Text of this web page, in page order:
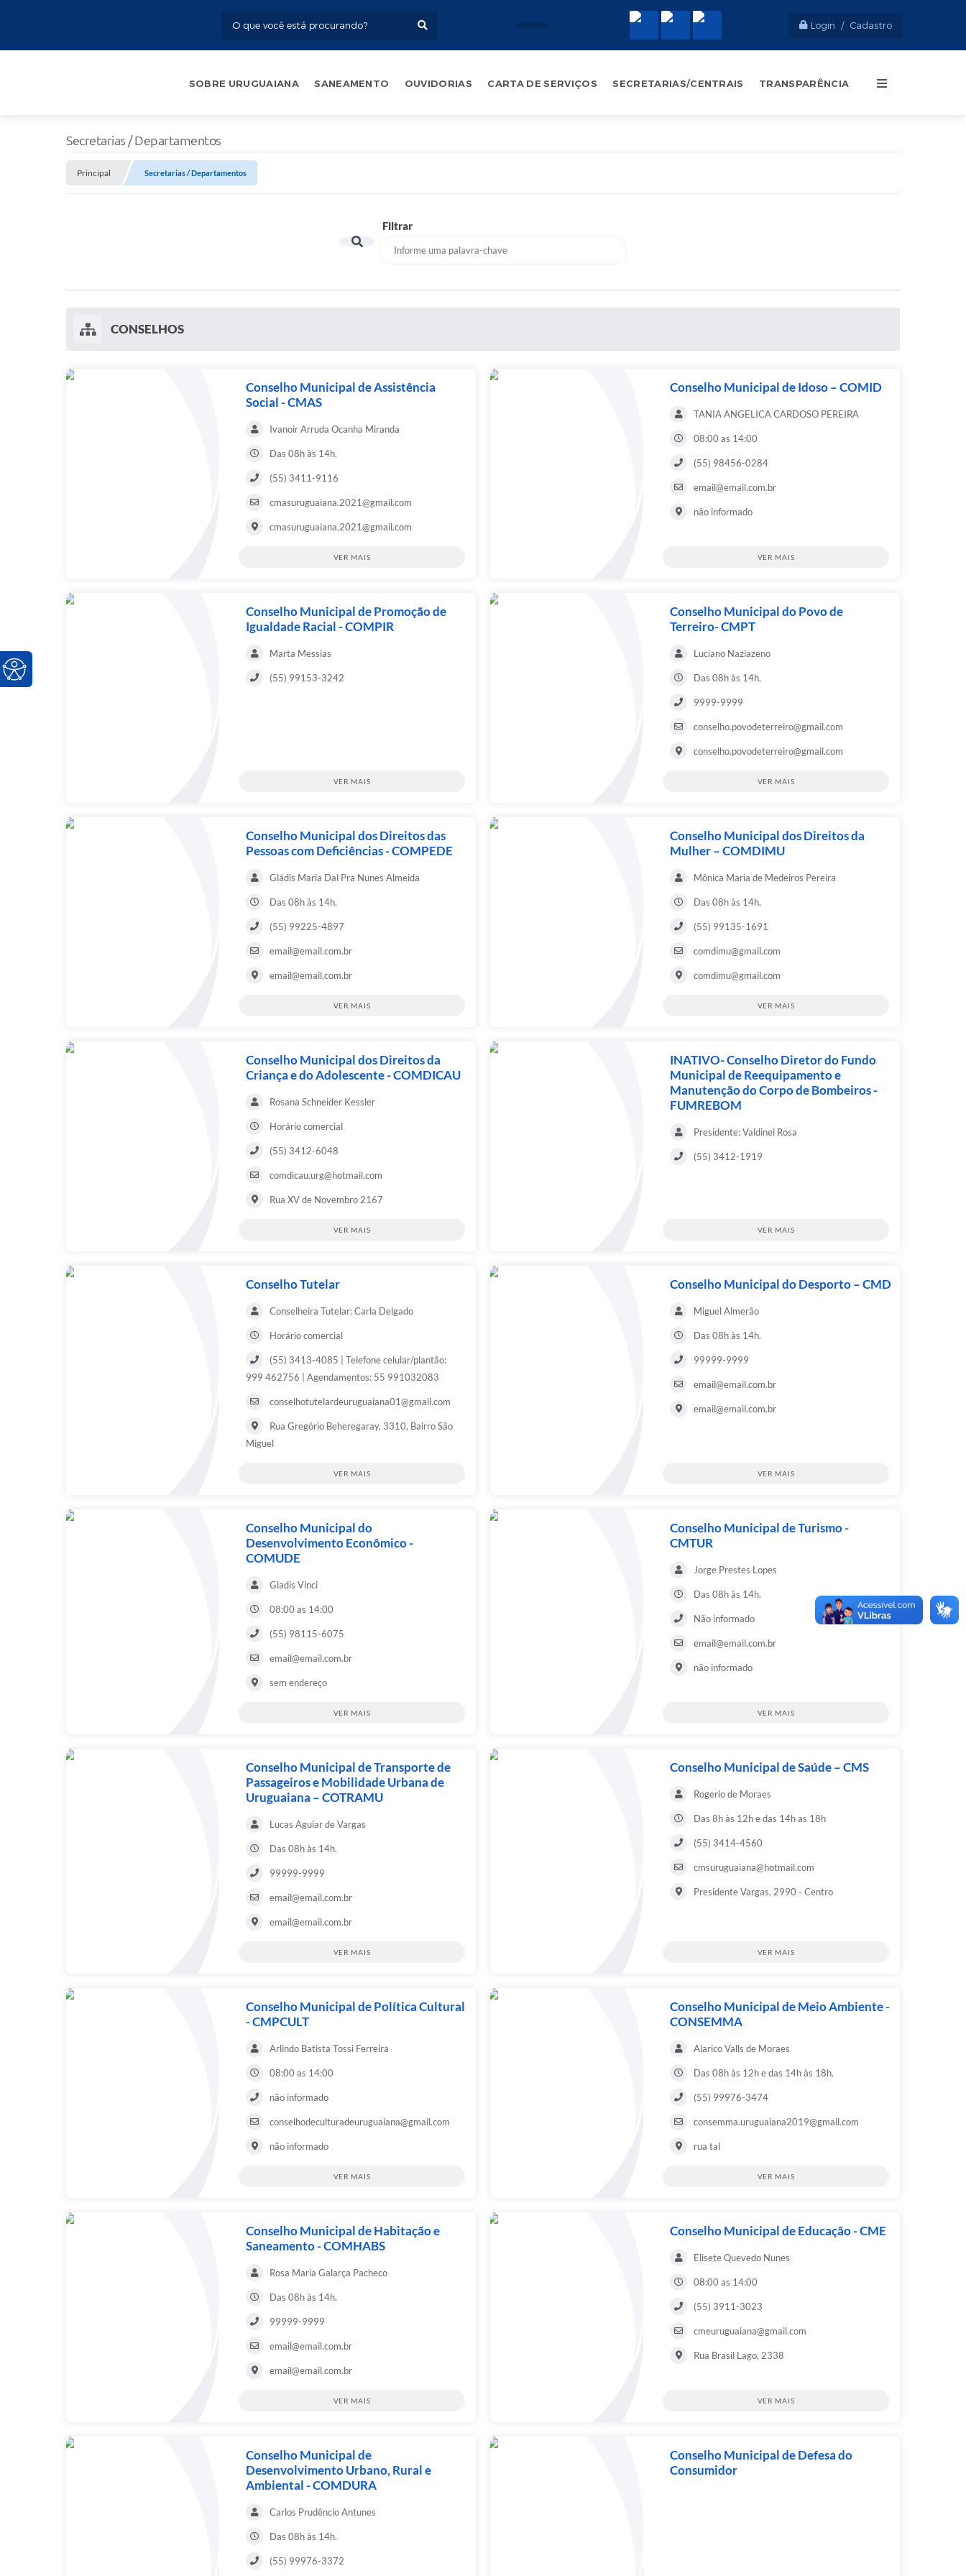
Login / Cadastro
SOBRE URUGUAIANA SANEAMENTO OUVIDORIAS CARTA DE SERVIÇOS SECRETARIAS/CENTRAIS TRANSPARÊNCIA
Secretarias / Departamentos
Principal Secretarias / Departamentos
Filtrar
CONSELHOS
Conselho Municipal de Assistência
Social - CMAS
Ivanoir Arruda Ocanha Miranda
Das 08h às 14h.
(55) 3411-9116
cmasuruguaiana.2021@gmail.com
cmasuruguaiana.2021@gmail.com
VER MAIS
Conselho Municipal de Idoso – COMID
TANIA ANGELICA CARDOSO PEREIRA
08:00 as 14:00
(55) 98456-0284
email@email.com.br
não informado
VER MAIS
Conselho Municipal de Promoção de
Igualdade Racial - COMPIR
Marta Messias
(55) 99153-3242
VER MAIS
Conselho Municipal do Povo de
Terreiro- CMPT
Luciano Naziazeno
Das 08h às 14h.
9999-9999
conselho.povodeterreiro@gmail.com
conselho.povodeterreiro@gmail.com
VER MAIS
Conselho Municipal dos Direitos das
Pessoas com Deficiências - COMPEDE
Gládis Maria Dal Pra Nunes Almeida
Das 08h às 14h.
(55) 99225-4897
email@email.com.br
email@email.com.br
VER MAIS
Conselho Municipal dos Direitos da
Mulher – COMDIMU
Mônica Maria de Medeiros Pereira
Das 08h às 14h.
(55) 99135-1691
comdimu@gmail.com
comdimu@gmail.com
VER MAIS
Conselho Municipal dos Direitos da
Criança e do Adolescente - COMDICAU
Rosana Schneider Kessler
Horário comercial
(55) 3412-6048
comdicau.urg@hotmail.com
Rua XV de Novembro 2167
VER MAIS
INATIVO- Conselho Diretor do Fundo
Municipal de Reequipamento e
Manutenção do Corpo de Bombeiros -
FUMREBOM
Presidente: Valdinei Rosa
(55) 3412-1919
VER MAIS
Conselho Tutelar
Conselheira Tutelar: Carla Delgado
Horário comercial
(55) 3413-4085 | Telefone celular/plantão:
999 462756 | Agendamentos: 55 991032083
conselhotutelardeuruguaiana01@gmail.com
Rua Gregório Beheregaray, 3310, Bairro São
Miguel
VER MAIS
Conselho Municipal do Desporto – CMD
Miguel Almerão
Das 08h às 14h.
99999-9999
email@email.com.br
email@email.com.br
VER MAIS
Conselho Municipal do
Desenvolvimento Econômico -
COMUDE
Gladis Vinci
08:00 as 14:00
(55) 98115-6075
email@email.com.br
sem endereço
VER MAIS
Conselho Municipal de Turismo -
CMTUR
Jorge Prestes Lopes
Das 08h às 14h.
Não informado
email@email.com.br
não informado
VER MAIS
Conselho Municipal de Transporte de
Passageiros e Mobilidade Urbana de
Uruguaiana – COTRAMU
Lucas Aguiar de Vargas
Das 08h às 14h.
99999-9999
email@email.com.br
email@email.com.br
VER MAIS
Conselho Municipal de Saúde – CMS
Rogerio de Moraes
Das 8h às 12h e das 14h as 18h
(55) 3414-4560
cmsuruguaiana@hotmail.com
Presidente Vargas, 2990 - Centro
VER MAIS
Conselho Municipal de Política Cultural
- CMPCULT
Arlindo Batista Tossi Ferreira
08:00 as 14:00
não informado
conselhodeculturadeuruguaiana@gmail.com
não informado
VER MAIS
Conselho Municipal de Meio Ambiente -
CONSEMMA
Alarico Valls de Moraes
Das 08h às 12h e das 14h às 18h.
(55) 99976-3474
consemma.uruguaiana2019@gmail.com
rua tal
VER MAIS
Conselho Municipal de Habitação e
Saneamento - COMHABS
Rosa Maria Galarça Pacheco
Das 08h às 14h.
99999-9999
email@email.com.br
email@email.com.br
VER MAIS
Conselho Municipal de Educação - CME
Elisete Quevedo Nunes
08:00 as 14:00
(55) 3911-3023
cmeuruguaiana@gmail.com
Rua Brasil Lago, 2338
VER MAIS
Conselho Municipal de
Desenvolvimento Urbano, Rural e
Ambiental - COMDURA
Carlos Prudêncio Antunes
Das 08h às 14h.
(55) 99976-3372
Conselho Municipal de Defesa do
Consumidor